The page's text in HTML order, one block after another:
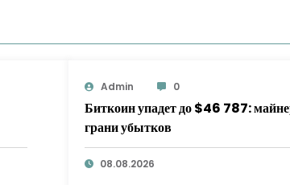
Admin 0
Биткоин упадет до $46 787:
грани убытков
08.08.2026